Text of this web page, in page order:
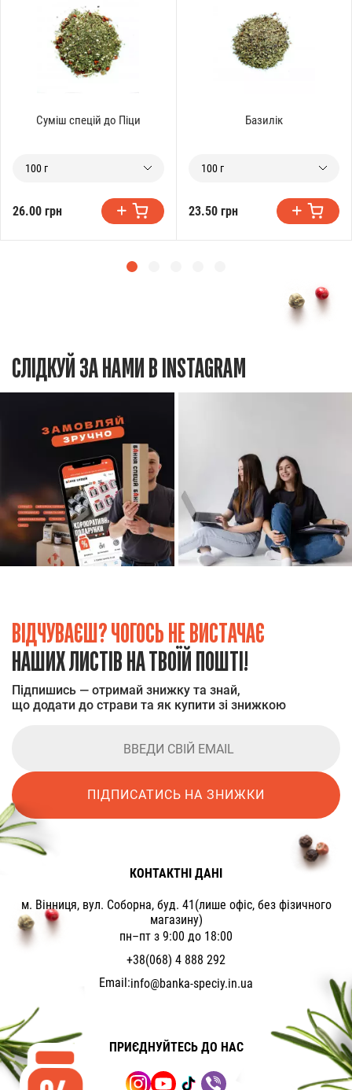
Суміш спецій до Піци
100 г
26.00 грн
Базилік
100 г
23.50 грн
СЛІДКУЙ ЗА НАМИ В INSTAGRAM
ВІДЧУВАЄШ? ЧОГОСЬ НЕ ВИСТАЧАЄ
НАШИХ ЛИСТІВ НА ТВОЇЙ ПОШТІ!
Підпишись — отримай знижку та знай,
що додати до страви та як купити зі знижкою
ПІДПИСАТИСЬ НА ЗНИЖКИ
КОНТАКТНІ ДАНІ
м. Вінниця, вул. Соборна, буд. 41(лише офіс, без фізичного
магазину)
пн–пт з 9:00 до 18:00
+38(068) 4 888 292
Email:info@banka-speciy.in.ua
ПРИЄДНУЙТЕСЬ ДО НАС